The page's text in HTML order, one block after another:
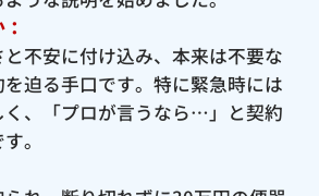
不安に付け込み、本来は不要な
迫る手口です。特に緊急時には
く、「プロが言うなら…」と契約
。